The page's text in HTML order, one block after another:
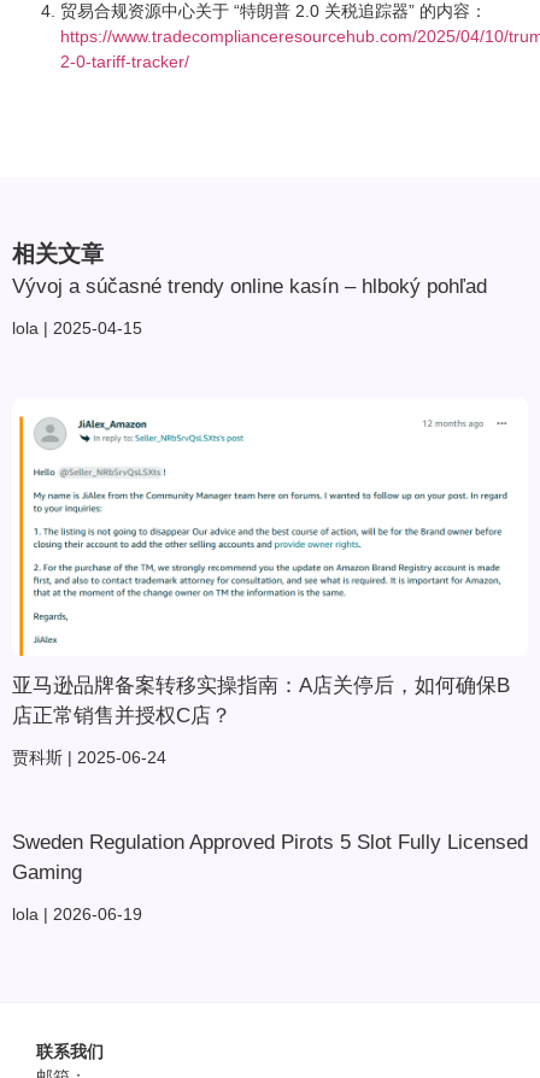
贸易合规资源中心关于 “特朗普 2.0 关税追踪器” 的内容：
https://www.tradecomplianceresourcehub.com/2025/04/10/
2-0-tariff-tracker/
相关文章
Vývoj a súčasné trendy online kasín – hlboký pohľad
lola 2025-04-15
亚马逊品牌备案转移实操指南：A店关停后，如何确保B
店正常销售并授权C店？
贾科斯 2025-06-24
Sweden Regulation Approved Pirots 5 Slot Fully Licensed
Gaming
lola 2026-06-19
联系我们